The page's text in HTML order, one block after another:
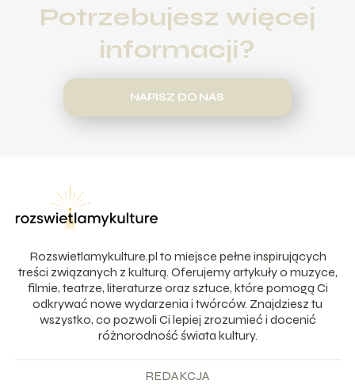
Potrzebujesz więcej
informacji?
NAPISZ DO NAS
Rozswietlamykulture.pl to miejsce pełne inspirujących
treści związanych z kulturą. Oferujemy artykuły o muzyce,
filmie, teatrze, literaturze oraz sztuce, które pomogą Ci
odkrywać nowe wydarzenia i twórców. Znajdziesz tu
wszystko, co pozwoli Ci lepiej zrozumieć i docenić
różnorodność świata kultury.
REDAKCJA